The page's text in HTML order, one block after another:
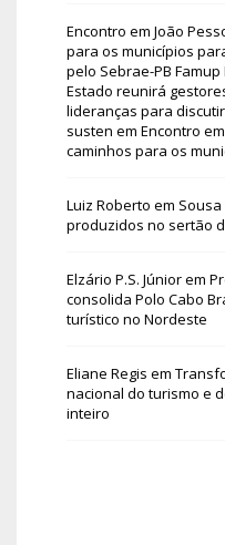
Encontro em João
para os municípios
pelo Sebrae-PB
Estado reunirá
lideranças para
susten em Encontro
caminhos para os
Luiz Roberto em
produzidos no sertão
Elzário P.S. Júniorem
consolida Polo Cabo
turístico no Nordeste
Eliane Regis em
nacional do turismo e
inteiro